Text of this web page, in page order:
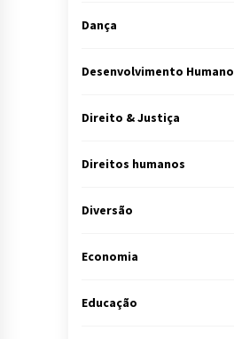
Dança
Desenvolvimento Humano
Direito & Justiça
Direitos humanos
Diversão
Economia
Educação